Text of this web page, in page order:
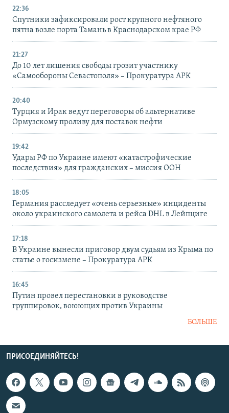
22:36
Спутники зафиксировали рост крупного нефтяного
пятна возле порта Тамань в Краснодарском крае РФ
21:27
До 10 лет лишения свободы грозит участнику
«Самообороны Севастополя» – Прокуратура АРК
20:40
Турция и Ирак ведут переговоры об альтернативе
Ормузскому проливу для поставок нефти
19:42
Удары РФ по Украине имеют «катастрофические
последствия» для гражданских – миссия ООН
18:05
Германия расследует «очень серьезные» инциденты
около украинского самолета и рейса DHL в Лейпциге
17:18
В Украине вынесли приговор двум судьям из Крыма по
статье о госизмене – Прокуратура АРК
16:45
Путин провел перестановки в руководстве
группировок, воюющих против Украины
БОЛЬШЕ
ПРИСОЕДИНЯЙТЕСЬ!